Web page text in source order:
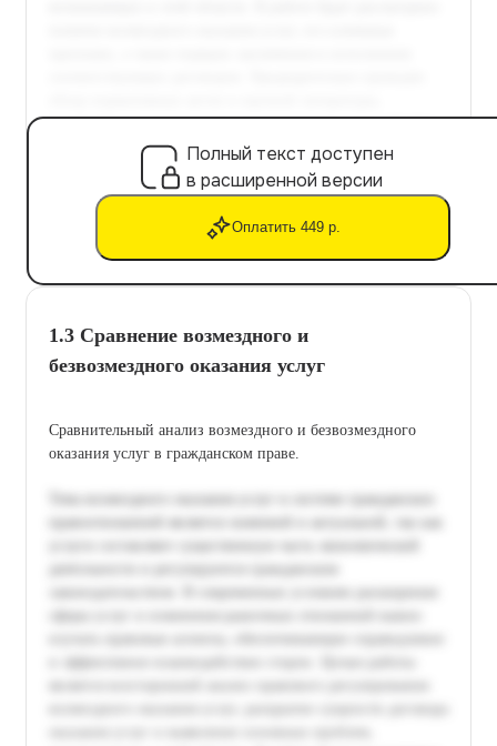
Полный текст доступен
в расширенной версии
Оплатить 449 р.
1.3 Сравнение возмездного и
безвозмездного оказания услуг
Сравнительный анализ возмездного и безвозмездного
оказания услуг в гражданском праве.